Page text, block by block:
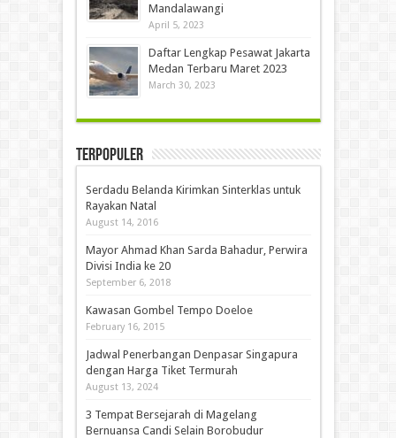
Mandalawangi
April 5, 2023
Daftar Lengkap Pesawat Jakarta
Medan Terbaru Maret 2023
March 30, 2023
Terpopuler
Serdadu Belanda Kirimkan Sinterklas untuk
Rayakan Natal
August 14, 2016
Mayor Ahmad Khan Sarda Bahadur, Perwira
Divisi India ke 20
September 6, 2018
Kawasan Gombel Tempo Doeloe
February 16, 2015
Jadwal Penerbangan Denpasar Singapura
dengan Harga Tiket Termurah
August 13, 2024
3 Tempat Bersejarah di Magelang
Bernuansa Candi Selain Borobudur